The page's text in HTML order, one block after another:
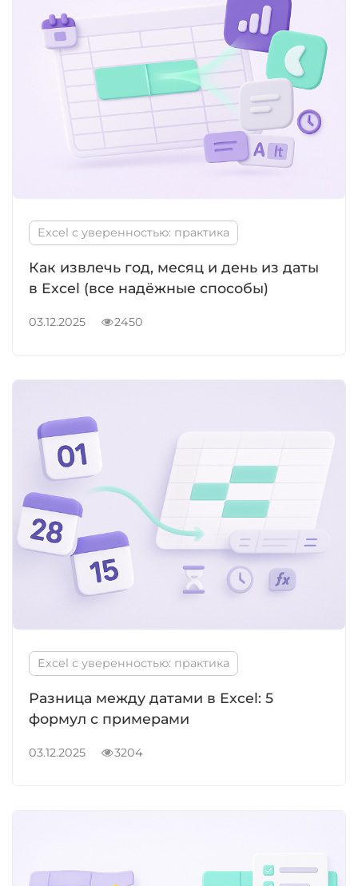
Excel с уверенностью: практика
Как извлечь год, месяц и день из даты
в Excel (все надёжные способы)
03.12.2025 2450
Excel с уверенностью: практика
Разница между датами в Excel: 5
формул с примерами
03.12.2025 3204